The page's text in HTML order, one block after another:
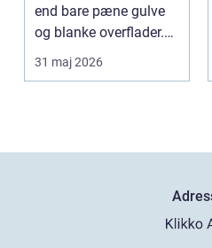
end bare pæne gulve
og blanke overflader.
Rengøringen påv...
31 maj 2026